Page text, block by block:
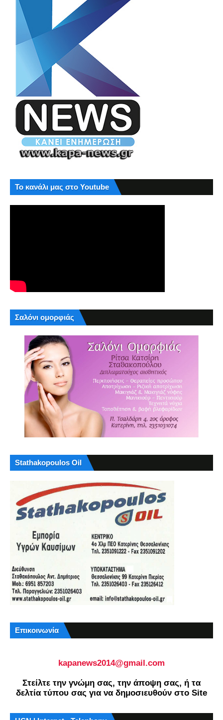
Το κανάλι μας στο Youtube
Σαλόνι ομορφιάς
Stathakopoulos Oil
Επικοινωνία
kapanews2014@gmail.com
Στείλτε την γνώμη σας, την άποψη σας, ή τα
δελτία τύπου σας για να δημοσιευθούν στο Site